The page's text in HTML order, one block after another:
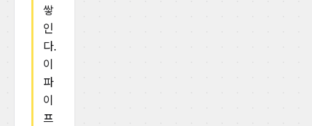
쌓
인
다.
이
파
이
프